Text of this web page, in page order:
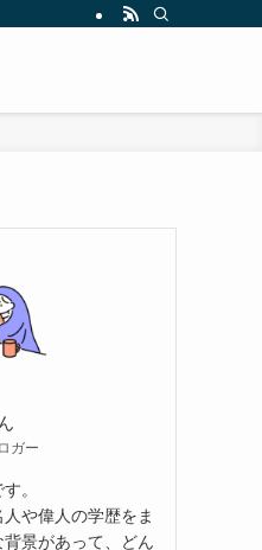
ガー
。
や偉人の学歴をま
景があって、どん